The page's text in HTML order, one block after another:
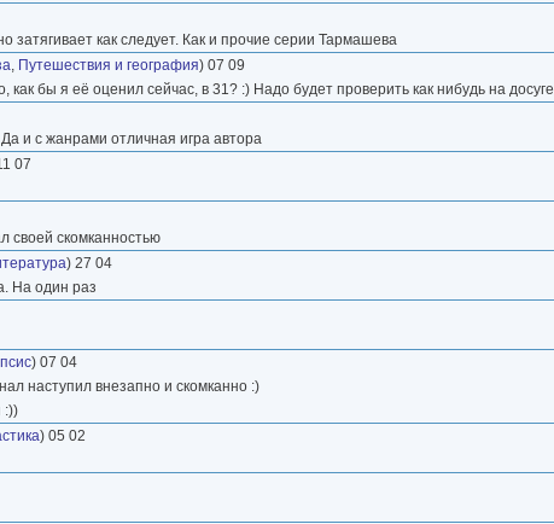
затягивает как следует. Как и прочие серии Тармашева
, Путешествия и география) 07 09
бы я её оценил сейчас, в 31? :) Надо будет проверить как нибудь на досуге
и с жанрами отличная игра автора
07
своей скомканностью
) 27 04
На один раз
) 07 04
наступил внезапно и скомканно :)
:))
) 05 02